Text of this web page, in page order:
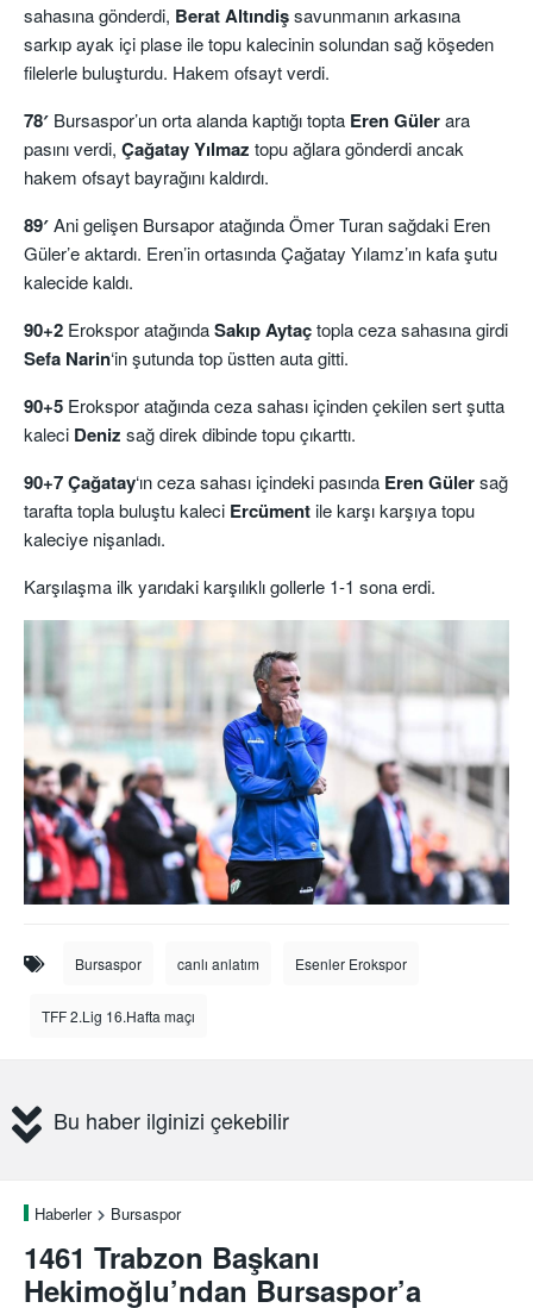
sahasına gönderdi, Berat Altındişsavunmanın arkasına
sarkıp ayak içi plase ile topu kalecinin solundan sağ köşeden
filelerle buluşturdu. Hakem ofsayt verdi.
78′ Bursaspor’un orta alanda kaptığı topta Eren Gülerara
pasını verdi, Çağatay Yılmaz topu ağlara gönderdi ancak
hakem ofsayt bayrağını kaldırdı.
89′Ani gelişen Bursapor atağında Ömer Turan sağdaki Eren
Güler’e aktardı. Eren’in ortasında Çağatay Yılamz’ın kafa şutu
kalecide kaldı.
90+2 Erokspor atağındaSakıp Aytaçtopla ceza sahasına girdi
Sefa Narin‘in şutunda top üstten auta gitti.
90+5 Erokspor atağında ceza sahası içinden çekilen sert şutta
kaleci Deniz sağ direk dibinde topu çıkarttı.
90+7Çağatay‘ın ceza sahası içindeki pasında Eren Gülersağ
tarafta topla buluştu kaleci Ercümentile karşı karşıya topu
kaleciye nişanladı.
Karşılaşma ilk yarıdaki karşılıklı gollerle 1-1 sona erdi.
Bursaspor canlı anlatım Esenler Erokspor
TFF 2.Lig 16.Hafta maçı
Bu haber ilginizi çekebilir
Haberler Bursaspor
1461 Trabzon Başkanı
Hekimoğlu’ndan Bursaspor’a